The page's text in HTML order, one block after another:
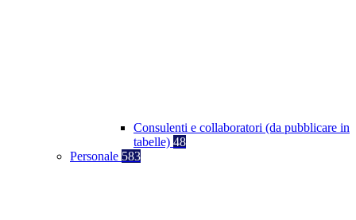
Consulenti e collaboratori (da pubblicare in
tabelle) 48
Personale 583